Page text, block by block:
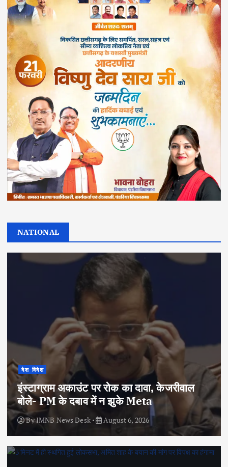
NATIONAL
देश-विदेश
इंस्टाग्राम अकाउंट पर रोक का दावा, केजरीवाल
बोले- PM के दबाव में न झुके Meta
ByIMNB News Desk August 6, 2026